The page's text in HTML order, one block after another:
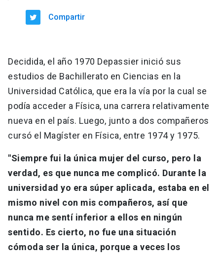
Compartir
Decidida, el año 1970 Depassier inició sus
estudios de Bachillerato en Ciencias en la
Universidad Católica, que era la vía por la cual se
podía acceder a Física, una carrera relativamente
nueva en el país. Luego, junto a dos compañeros
cursó el Magíster en Física, entre 1974 y 1975.
"Siempre fui la única mujer del curso, pero la
verdad, es que nunca me complicó. Durante la
universidad yo era súper aplicada, estaba en el
mismo nivel con mis compañeros, así que
nunca me sentí inferior a ellos en ningún
sentido. Es cierto, no fue una situación
cómoda ser la única, porque a veces los